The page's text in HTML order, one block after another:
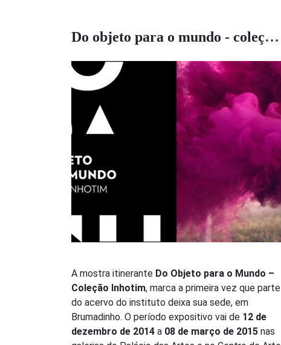
Do objeto para o mundo - coleção Inhotim
A mostra itinerante Do Objeto para o Mundo –
Coleção Inhotim, marca a primeira vez que parte
do acervo do instituto deixa sua sede, em
Brumadinho. O período expositivo vai de 12 de
dezembro de 2014 a 08 de março de 2015 nas